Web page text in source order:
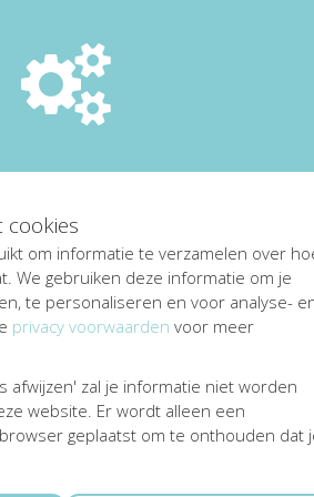
Vrienden van Medisch Spectrum
dat materiaal. De actiestarter,
van auteursrechten.
deze website. Over transacties
voor de dienstverlening van
elektronische correspondentie
Kentaa met de grootst mogelijke
Verordening
tijde als
en Kentaa krijgen volledig inzicht in
Twente daartoe verplicht is op
via een social media profiel of e-
uw gegevens ter
donaties en om u te informeren
cookies
om informatie te verzamelen over
We gebruiken deze informatie om je
te personaliseren en voor analyse-
privacy voorwaarden voor meer
afwijzen' zal je informatie niet worden
website. Er wordt alleen een
geplaatst om te onthouden dat